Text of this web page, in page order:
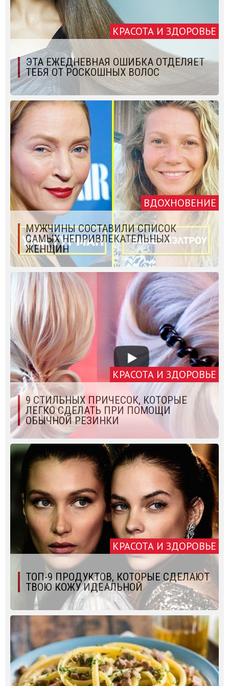
КРАСОТА И ЗДОРОВЬЕ
ЭТА ЕЖЕДНЕВНАЯ ОШИБКА ОТДЕЛЯЕТ
ТЕБЯ ОТ РОСКОШНЫХ ВОЛОС
ВДОХНОВЕНИЕ
МУЖЧИНЫ СОСТАВИЛИ СПИСОК
САМЫХ НЕПРИВЛЕКАТЕЛЬНЫХ
ЖЕНЩИН
КРАСОТА И ЗДОРОВЬЕ
9 СТИЛЬНЫХ ПРИЧЕСОК, КОТОРЫЕ
ЛЕГКО СДЕЛАТЬ ПРИ ПОМОЩИ
ОБЫЧНОЙ РЕЗИНКИ
КРАСОТА И ЗДОРОВЬЕ
ТОП-9 ПРОДУКТОВ, КОТОРЫЕ СДЕЛАЮТ
ТВОЮ КОЖУ ИДЕАЛЬНОЙ